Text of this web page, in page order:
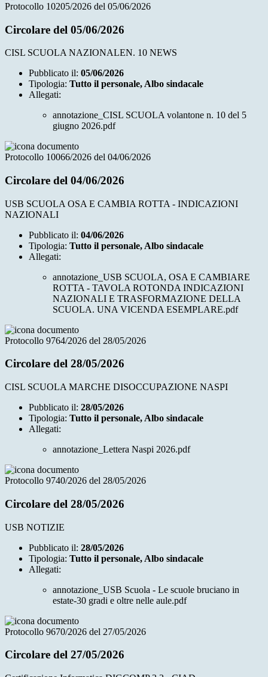
Protocollo 10205/2026 del 05/06/2026
Circolare del 05/06/2026
CISL SCUOLA NAZIONALEN. 10 NEWS
Pubblicato il: 05/06/2026
Tipologia: Tutto il personale, Albo sindacale
Allegati:
annotazione_CISL SCUOLA volantone n. 10 del 5
giugno 2026.pdf
Protocollo 10066/2026 del 04/06/2026
Circolare del 04/06/2026
USB SCUOLA OSA E CAMBIA ROTTA - INDICAZIONI
NAZIONALI
Pubblicato il: 04/06/2026
Tipologia: Tutto il personale, Albo sindacale
Allegati:
annotazione_USB SCUOLA, OSA E CAMBIARE
ROTTA - TAVOLA ROTONDA INDICAZIONI
NAZIONALI E TRASFORMAZIONE DELLA
SCUOLA. UNA VICENDA ESEMPLARE.pdf
Protocollo 9764/2026 del 28/05/2026
Circolare del 28/05/2026
CISL SCUOLA MARCHE DISOCCUPAZIONE NASPI
Pubblicato il: 28/05/2026
Tipologia: Tutto il personale, Albo sindacale
Allegati:
annotazione_Lettera Naspi 2026.pdf
Protocollo 9740/2026 del 28/05/2026
Circolare del 28/05/2026
USB NOTIZIE
Pubblicato il: 28/05/2026
Tipologia: Tutto il personale, Albo sindacale
Allegati:
annotazione_USB Scuola - Le scuole bruciano in
estate-30 gradi e oltre nelle aule.pdf
Protocollo 9670/2026 del 27/05/2026
Circolare del 27/05/2026